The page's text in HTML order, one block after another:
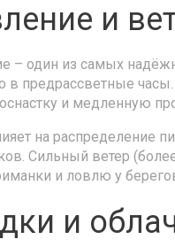
и
– один из самых
в предрассветные
и медленную
на распределение
Сильный ветер
и ловлю у
и